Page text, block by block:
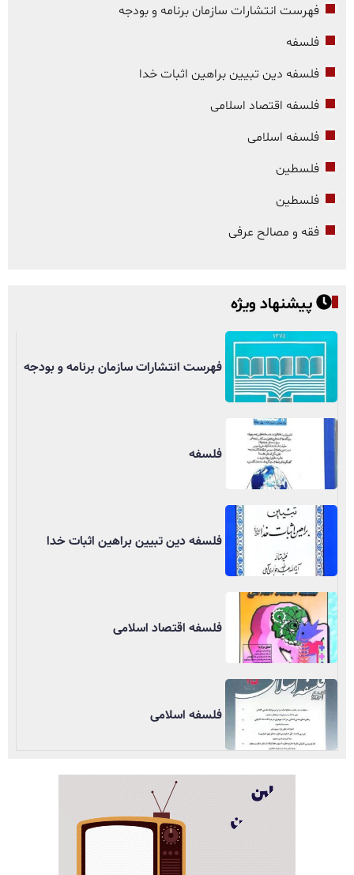
فهرست انتشارات سازمان برنامه و بودجه
فلسفه
فلسفه دین تبیین براهین اثبات خدا
فلسفه اقتصاد اسلامی
فلسفه اسلامی
فلسطین
فلسطین
فقه و مصالح عرفی
پیشنهاد ویژه
فهرست انتشارات سازمان برنامه و بودجه
فلسفه
فلسفه دین تبیین براهین اثبات خدا
فلسفه اقتصاد اسلامی
فلسفه اسلامی